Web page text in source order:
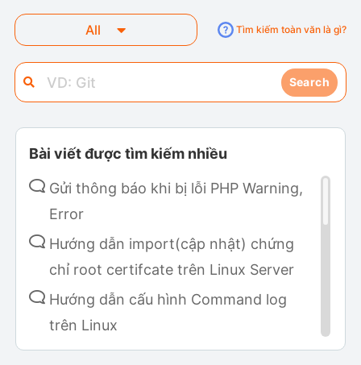
All
Search
Tìm kiếm toàn văn là gì?
Bài viết được tìm kiếm nhiều
Gửi thông báo khi bị lỗi PHP Warning,
Error
Hướng dẫn import(cập nhật) chứng
chỉ root certifcate trên Linux Server
Hướng dẫn cấu hình Command log
trên Linux
Hướng dẫn cài đặt Metabase sử dụng